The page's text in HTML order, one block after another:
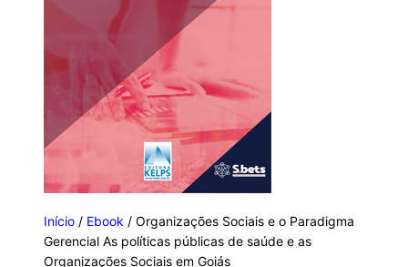
Início / Ebook / Organizações Sociais e o Paradigma
Gerencial As políticas públicas de saúde e as
Organizações Sociais em Goiás